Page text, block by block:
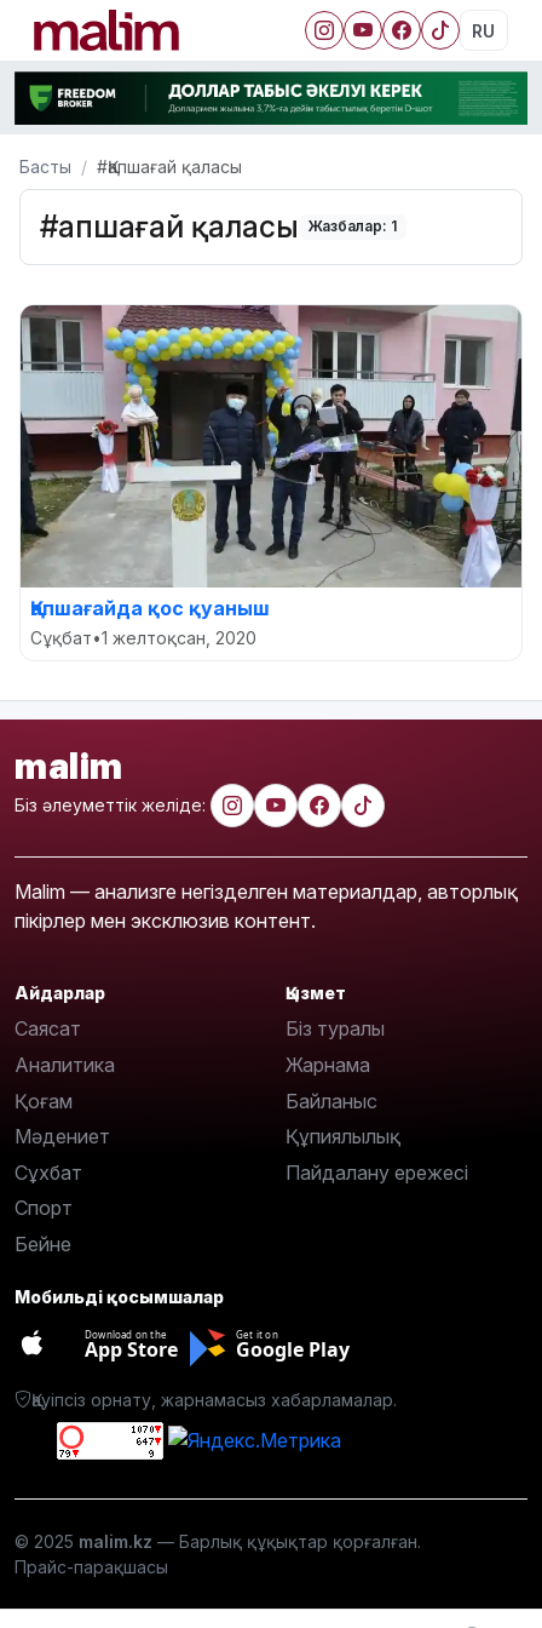
RU
Басты #Қапшағай қаласы
#Қапшағай қаласы Жазбалар: 1
Қапшағайда қос қуаныш
Сұқбат•1 желтоқсан, 2020
malim
Біз әлеуметтік желіде:
Malim — анализге негізделген материалдар, авторлық
пікірлер мен эксклюзив контент.
Айдарлар
Саясат
Аналитика
Қоғам
Мәдениет
Сұхбат
Спорт
Бейне
Қызмет
Біз туралы
Жарнама
Байланыс
Құпиялылық
Пайдалану ережесі
Мобильді қосымшалар
Download on the
App Store
Get it on
Google Play
Қауіпсіз орнату, жарнамасыз хабарламалар.
© 2025 malim.kz — Барлық құқықтар қорғалған.
Прайс-парақшасы